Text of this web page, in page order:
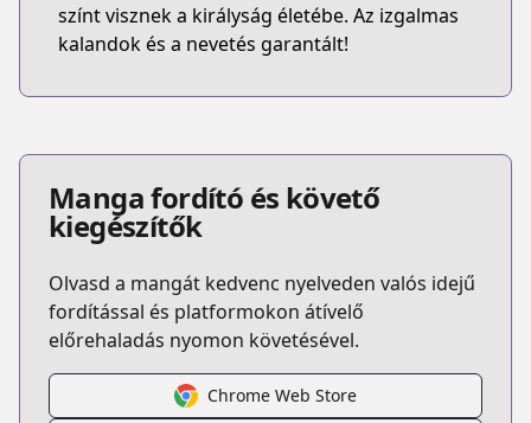
színt visznek a királyság életébe. Az izgalmas
kalandok és a nevetés garantált!
Manga fordító és követő
kiegészítők
Olvasd a mangát kedvenc nyelveden valós idejű
fordítással és platformokon átívelő
előrehaladás nyomon követésével.
Chrome Web Store